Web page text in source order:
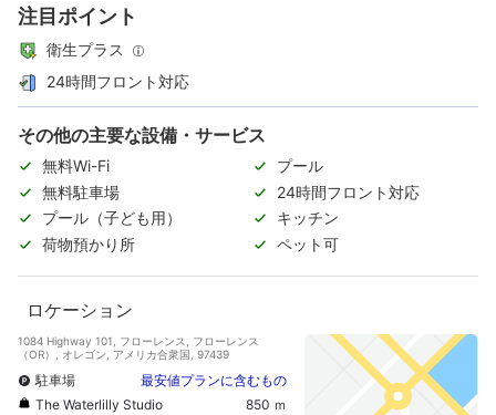
注目ポイント
衛生プラス
24時間フロント対応
その他の主要な設備・サービス
無料Wi-Fi
プール
無料駐車場
24時間フロント対応
プール（子ども用）
キッチン
荷物預かり所
ペット可
ロケーション
1084 Highway 101, フローレンス, フローレンス
（OR）, オレゴン, アメリカ合衆国, 97439
駐車場
最安値プランに含むもの
The Waterlilly Studio
850 ｍ